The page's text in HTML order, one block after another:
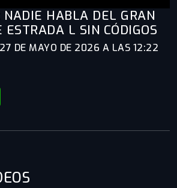
NADIE HABLA DEL GRAN
ESTRADA L SIN CÓDIGOS
27 DE MAYO DE 2026 A LAS 12:22